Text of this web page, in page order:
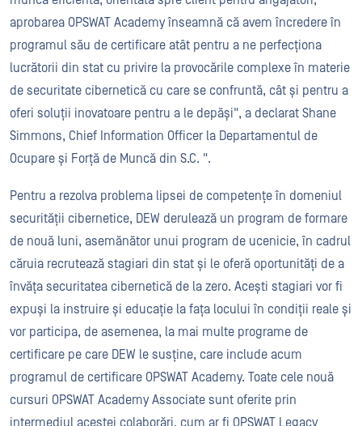
aprobarea OPSWAT Academy înseamnă că avem încredere în
programul său de certificare atât pentru a ne perfecționa
lucrătorii din stat cu privire la provocările complexe în materie
de securitate cibernetică cu care se confruntă, cât și pentru a
oferi soluții inovatoare pentru a le depăși", a declarat Shane
Simmons, Chief Information Officer la Departamentul de
Ocupare și Forță de Muncă din S.C. ".
Pentru a rezolva problema lipsei de competențe în domeniul
securității cibernetice, DEW derulează un program de formare
de nouă luni, asemănător unui program de ucenicie, în cadrul
căruia recrutează stagiari din stat și le oferă oportunități de a
învăța securitatea cibernetică de la zero. Acești stagiari vor fi
expuși la instruire și educație la fața locului în condiții reale și
vor participa, de asemenea, la mai multe programe de
certificare pe care DEW le susține, care include acum
programul de certificare OPSWAT Academy. Toate cele nouă
cursuri OPSWAT Academy Associate sunt oferite prin
intermediul acestei colaborări, cum ar fi OPSWAT Legacy